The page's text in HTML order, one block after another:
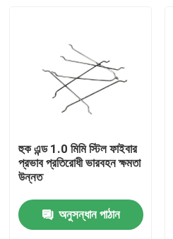
হুক এন্ড 1.0 মিমি স্টিল ফাইবার
প্রভাব প্রতিরোধী ভারবহন ক্ষমতা
উন্নত
অনুসন্ধান পাঠান